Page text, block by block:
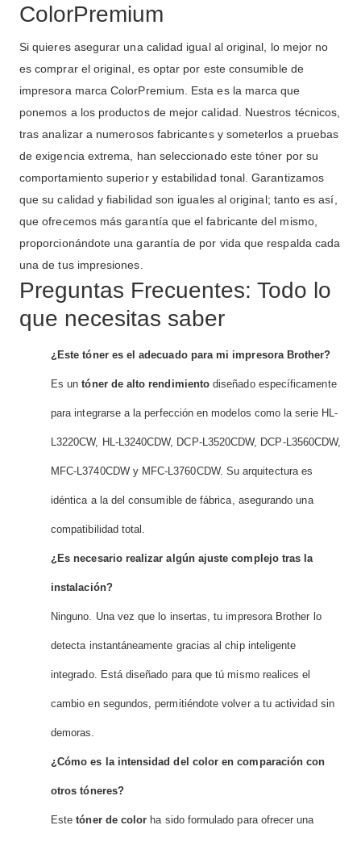
ColorPremium
Si quieres asegurar una calidad igual al original, lo mejor no
es comprar el original, es optar por este consumible de
impresora marca ColorPremium. Esta es la marca que
ponemos a los productos de mejor calidad. Nuestros técnicos,
tras analizar a numerosos fabricantes y someterlos a pruebas
de exigencia extrema, han seleccionado este tóner por su
comportamiento superior y estabilidad tonal. Garantizamos
que su calidad y fiabilidad son iguales al original; tanto es así,
que ofrecemos más garantía que el fabricante del mismo,
proporcionándote una garantía de por vida que respalda cada
una de tus impresiones.
Preguntas Frecuentes: Todo lo
que necesitas saber
¿Este tóner es el adecuado para mi impresora Brother?
Es untóner de alto rendimiento diseñado específicamente
para integrarse a la perfección en modelos como la serie HL-
L3220CW, HL-L3240CDW, DCP-L3520CDW, DCP-L3560CDW,
MFC-L3740CDW y MFC-L3760CDW. Su arquitectura es
idéntica a la del consumible de fábrica, asegurando una
compatibilidad total.
¿Es necesario realizar algún ajuste complejo tras la
instalación?
Ninguno. Una vez que lo insertas, tu impresora Brother lo
detecta instantáneamente gracias al chip inteligente
integrado. Está diseñado para que tú mismo realices el
cambio en segundos, permitiéndote volver a tu actividad sin
demoras.
¿Cómo es la intensidad del color en comparación con
otros tóneres?
Estetóner de color ha sido formulado para ofrecer una